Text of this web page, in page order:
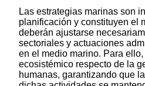
Las estrategias marinas son
planificación y constituyen el
deberán ajustarse
sectoriales y actuaciones
en el medio marino. Para
ecosistémico respecto de la
humanas, garantizando que